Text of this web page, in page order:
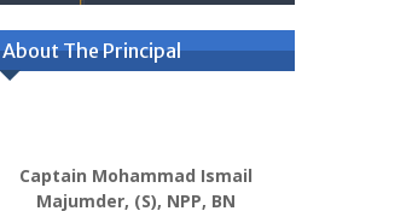
About The Principal
Captain Mohammad Ismail
Majumder, (S), NPP, BN